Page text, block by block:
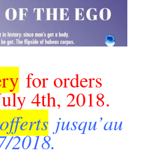
for orders
4th, 2018.
jusqu’au
2018.